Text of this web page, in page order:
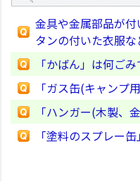
金具や金属部品が
タンの付いた衣服
「かばん」は何ご
「ガス缶(キャンプ
「ハンガー(木製、
「塗料のスプレー